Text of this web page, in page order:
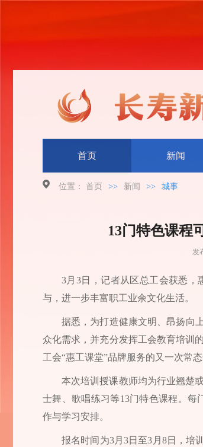
首页 新闻
位置： 首页 >> 新闻 >> 城事
13门特色课程
发
3月3日，记者从区总工会获悉，
与，进一步丰富职工业余文化生活。
据悉，为打造健康文明、昂扬向
众化需求，并充分发挥工会教育培训
工会“惠工课堂”品牌服务的又一次常
本次培训授课教师均为行业翘楚
士舞、歌唱练习等13门特色课程。每
作与学习安排。
报名时间为3月3日至3月8日，培